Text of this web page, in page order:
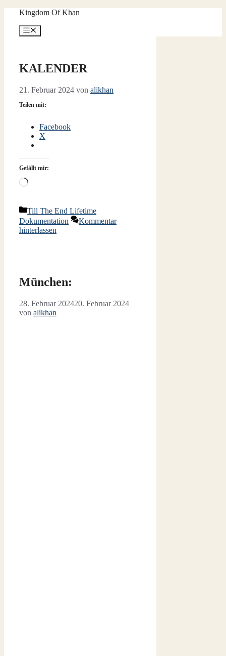
springen
Kingdom Of Khan
Menü
KALENDER
21. Februar 2024 von alikhan
Teilen mit:
Facebook
X
Gefällt mir:
Wird
Kategorien
Till The End Lifetime
Dokumentation
Kommentar
hinterlassen
München:
28. Februar 202420. Februar 2024
von alikhan